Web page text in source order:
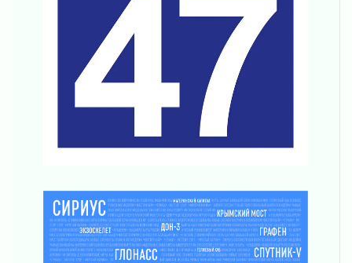
Важная информация
Что делать со сбережениями
04 августа 2026
03 августа 2026
Ленобласть повышает производительность
труда в ЖКХ
03 августа 2026
Ладожский мост полностью закроют на два
часа
03 августа 2026